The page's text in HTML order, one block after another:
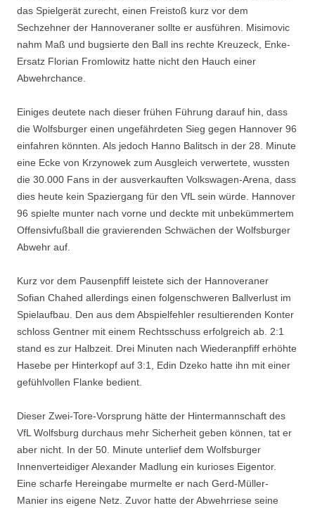
das Spielgerät zurecht, einen Freistoß kurz vor dem
Sechzehner der Hannoveraner sollte er ausführen. Misimovic
nahm Maß und bugsierte den Ball ins rechte Kreuzeck, Enke-
Ersatz Florian Fromlowitz hatte nicht den Hauch einer
Abwehrchance.
Einiges deutete nach dieser frühen Führung darauf hin, dass
die Wolfsburger einen ungefährdeten Sieg gegen Hannover 96
einfahren könnten. Als jedoch Hanno Balitsch in der 28. Minute
eine Ecke von Krzynowek zum Ausgleich verwertete, wussten
die 30.000 Fans in der ausverkauften Volkswagen-Arena, dass
dies heute kein Spaziergang für den VfL sein würde. Hannover
96 spielte munter nach vorne und deckte mit unbekümmertem
Offensivfußball die gravierenden Schwächen der Wolfsburger
Abwehr auf.
Kurz vor dem Pausenpfiff leistete sich der Hannoveraner
Sofian Chahed allerdings einen folgenschweren Ballverlust im
Spielaufbau. Den aus dem Abspielfehler resultierenden Konter
schloss Gentner mit einem Rechtsschuss erfolgreich ab. 2:1
stand es zur Halbzeit. Drei Minuten nach Wiederanpfiff erhöhte
Hasebe per Hinterkopf auf 3:1, Edin Dzeko hatte ihn mit einer
gefühlvollen Flanke bedient.
Dieser Zwei-Tore-Vorsprung hätte der Hintermannschaft des
VfL Wolfsburg durchaus mehr Sicherheit geben können, tat er
aber nicht. In der 50. Minute unterlief dem Wolfsburger
Innenverteidiger Alexander Madlung ein kurioses Eigentor.
Eine scharfe Hereingabe murmelte er nach Gerd-Müller-
Manier ins eigene Netz. Zuvor hatte der Abwehrriese seine